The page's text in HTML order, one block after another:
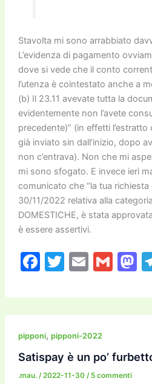
Stavolta mi sono arrabbiato
L’evidenza di pagamento
dove si vede che il conto
l’utenza è cointestato anche a
(b) Il 23.11 avevate tutta la
evidentemente non l’avete
precedente)” (in effetti l’estratto
già inviato sin dall’inizio, dopo
non c’entrava). Non che mi
mi sono sfogato. E invece ieri
comunicato che “la tua
30/11/2022 relativa alla
DOMESTICHE, è stata
è essere assertivi.
F
c
e
b
o
o
T
itt
er
E
ai
l
G
ai
l
o
o
pipponi, pipponi-2022
Satispay è un po’
.mau. /2022-11-30 / 5 commenti